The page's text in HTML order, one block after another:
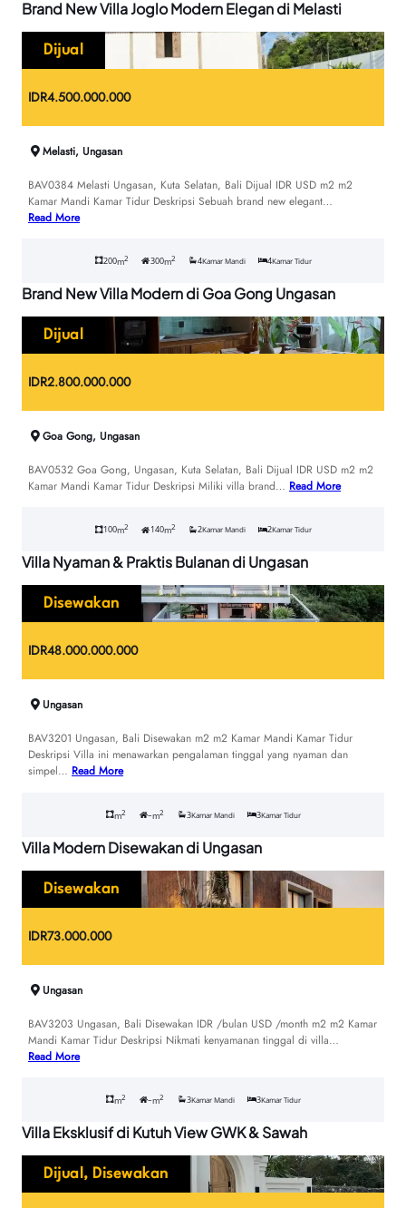
Brand New Villa Joglo Modern Elegan di Melasti
Dijual
IDR4.500.000.000
Melasti, Ungasan
BAV0384 Melasti Ungasan, Kuta Selatan, Bali Dijual IDR USD m2 m2
Kamar Mandi Kamar Tidur Deskripsi Sebuah brand new elegant…
Read More
200m2 300m2 4Kamar Mandi 4Kamar Tidur
Brand New Villa Modern di Goa Gong Ungasan
Dijual
IDR2.800.000.000
Goa Gong, Ungasan
BAV0532 Goa Gong, Ungasan, Kuta Selatan, Bali Dijual IDR USD m2 m2
Kamar Mandi Kamar Tidur Deskripsi Miliki villa brand… Read More
100m2 140m2 2Kamar Mandi 2Kamar Tidur
Villa Nyaman & Praktis Bulanan di Ungasan
Disewakan
IDR48.000.000.000
Ungasan
BAV3201 Ungasan, Bali Disewakan m2 m2 Kamar Mandi Kamar Tidur
Deskripsi Villa ini menawarkan pengalaman tinggal yang nyaman dan
simpel… Read More
m2 –m2 3Kamar Mandi 3Kamar Tidur
Villa Modern Disewakan di Ungasan
Disewakan
IDR73.000.000
Ungasan
BAV3203 Ungasan, Bali Disewakan IDR /bulan USD /month m2 m2 Kamar
Mandi Kamar Tidur Deskripsi Nikmati kenyamanan tinggal di villa…
Read More
m2 –m2 3Kamar Mandi 3Kamar Tidur
Villa Eksklusif di Kutuh View GWK & Sawah
Dijual , Disewakan